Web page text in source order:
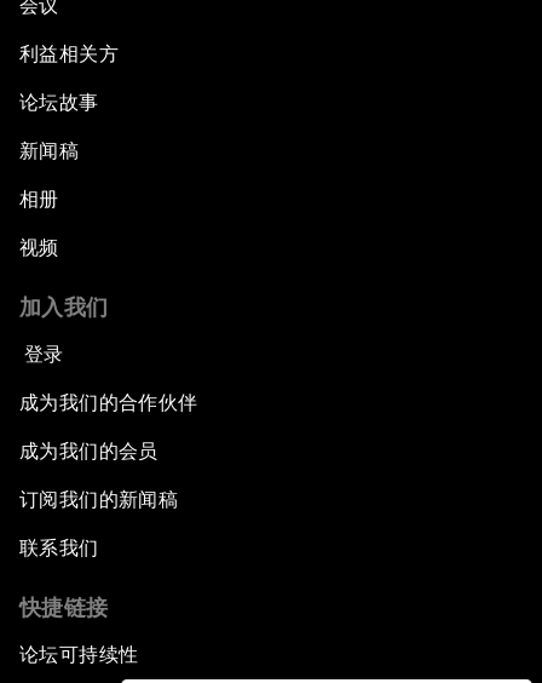
会议
利益相关方
论坛故事
新闻稿
相册
视频
加入我们
登录
成为我们的合作伙伴
成为我们的会员
订阅我们的新闻稿
联系我们
快捷链接
论坛可持续性